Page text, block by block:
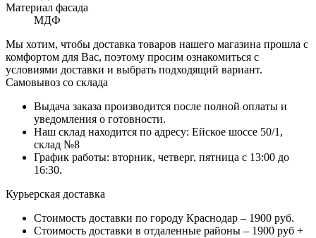
Материал фасада
МДФ
Мы хотим, чтобы доставка товаров нашего магазина прошла с
комфортом для Вас, поэтому просим ознакомиться с
условиями доставки и выбрать подходящий вариант.
Самовывоз со склада
Выдача заказа производится после полной оплаты и
уведомления о готовности.
Наш склад находится по адресу: Ейское шоссе 50/1,
склад №8
График работы: вторник, четверг, пятница с 13:00 до
16:30.
Курьерская доставка
Стоимость доставки по городу Краснодар – 1900 руб.
Стоимость доставки в отдаленные районы – 1900 руб +